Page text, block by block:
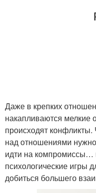
Даже в крепких
накапливаются мелкие
происходят
над отношениями
идти на компромиссы…
психологические игры
добиться большего